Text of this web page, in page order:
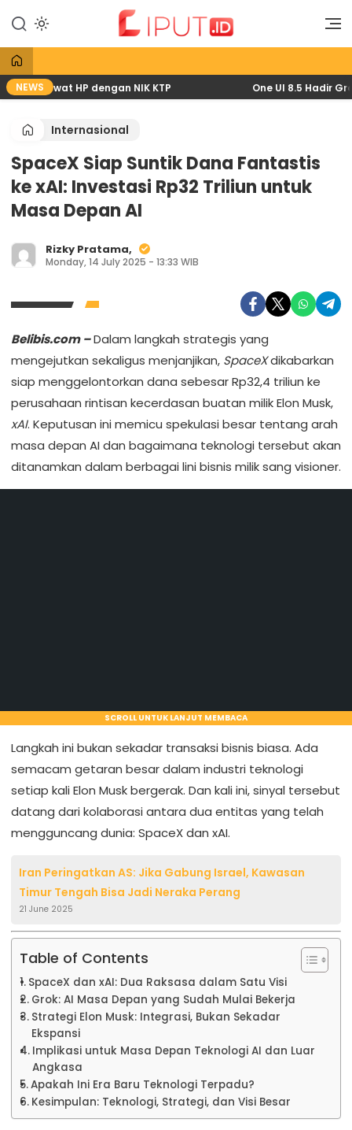
konten
Liput
Liputan Digital
NEWS
lewat HP dengan NIK KTP One UI 8.5 Hadir
Internasional
SpaceX Siap Suntik Dana Fantastis
ke xAI: Investasi Rp32 Triliun untuk
Masa Depan AI
Rizky Pratama,
Monday, 14 July 2025 - 13:33 WIB
Belibis.com –Dalam langkah strategis yang
mengejutkan sekaligus menjanjikan, SpaceXdikabarkan
siap menggelontorkan dana sebesar Rp32,4 triliun ke
perusahaan rintisan kecerdasan buatan milik Elon Musk,
xAI. Keputusan ini memicu spekulasi besar tentang arah
masa depan AI dan bagaimana teknologi tersebut akan
ditanamkan dalam berbagai lini bisnis milik sang visioner.
SCROLL UNTUK LANJUT MEMBACA
Langkah ini bukan sekadar transaksi bisnis biasa. Ada
semacam getaran besar dalam industri teknologi
setiap kali Elon Musk bergerak. Dan kali ini, sinyal tersebut
datang dari kolaborasi antara dua entitas yang telah
mengguncang dunia: SpaceX dan xAI.
Iran Peringatkan AS: Jika Gabung Israel, Kawasan
Timur Tengah Bisa Jadi Neraka Perang
21 June 2025
Table of Contents
SpaceX dan xAI: Dua Raksasa dalam Satu Visi
Grok: AI Masa Depan yang Sudah Mulai Bekerja
Strategi Elon Musk: Integrasi, Bukan Sekadar
Ekspansi
Implikasi untuk Masa Depan Teknologi AI dan Luar
Angkasa
Apakah Ini Era Baru Teknologi Terpadu?
Kesimpulan: Teknologi, Strategi, dan Visi Besar